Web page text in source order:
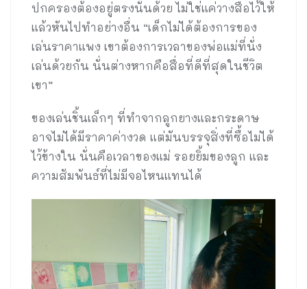
ปกครองต้องอยู่ตรงนั้นด้วย ไม่ใช่แค่วางสื่อไว้ให้
แล้วหันไปทำอย่างอื่น “เด็กไม่ได้ต้องการของ
เล่นราคาแพง เขาต้องการเวลาของพ่อแม่ที่นั่ง
เล่นด้วยกัน นั่นต่างหากคือสื่อที่ดีที่สุดในชีวิต
เขา”
ของเล่นชิ้นเล็กๆ ที่ทำจากลูกยางและกระดาษ
อาจไม่ได้มีราคาค่างวด แต่มันบรรจุสิ่งที่ซื้อไม่ได้
ไว้ข้างใน นั่นคือเวลาของแม่ รอยยิ้มของลูก และ
ความสัมพันธ์ที่ไม่มีจอไหนแทนได้